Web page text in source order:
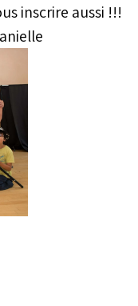
inscrire aussi !!!